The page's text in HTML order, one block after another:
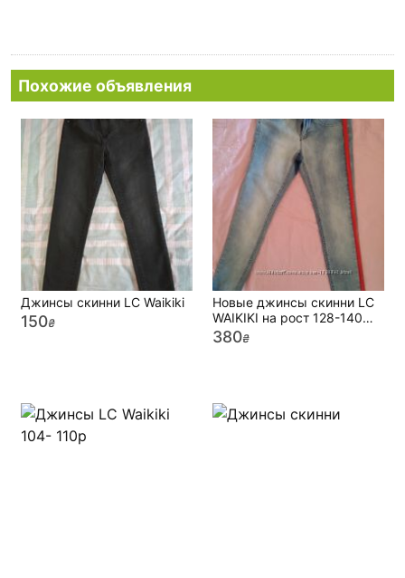
Похожие объявления
Джинсы скинни LC Waikiki
150₴
Новые джинсы скинни LC
WAIKIKI на рост 128-140
см.
380₴